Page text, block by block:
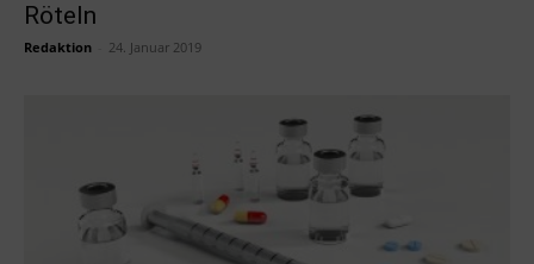
Röteln
Redaktion 24. Januar 2019